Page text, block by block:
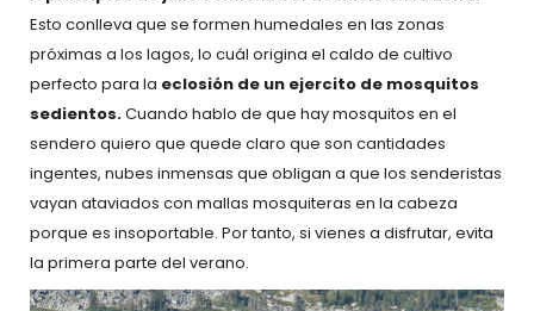
Esto conlleva que se formen humedales en las zonas
próximas a los lagos, lo cuál origina el caldo de cultivo
perfecto para la eclosión de un ejercito de mosquitos
sedientos.Cuando hablo de que hay mosquitos en el
sendero quiero que quede claro que son cantidades
ingentes, nubes inmensas que obligan a que los senderistas
vayan ataviados con mallas mosquiteras en la cabeza
porque es insoportable. Por tanto, si vienes a disfrutar, evita
la primera parte del verano.